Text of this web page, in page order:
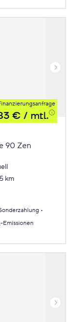
€ / mtl.
90 Zen
km
Emissionen